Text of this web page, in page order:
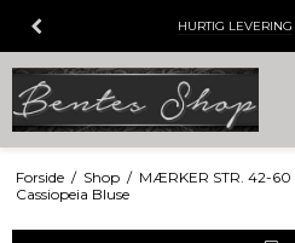
HURTIG LEVERING
Forside / Shop / MÆRKER STR. 42-60
Cassiopeia Bluse